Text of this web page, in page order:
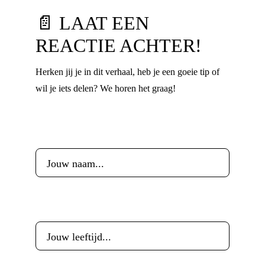
📄 LAAT EEN
REACTIE ACHTER!
Herken jij je in dit verhaal, heb je een goeie tip of
wil je iets delen? We horen het graag!